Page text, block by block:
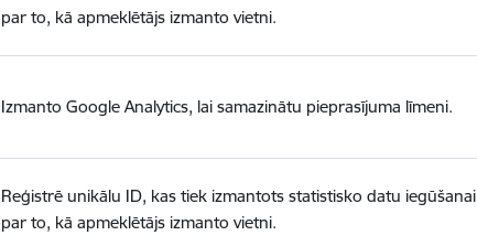
par to, kā apmeklētājs izmanto vietni.
Izmanto Google Analytics, lai samazinātu pieprasījuma līmeni.
Reģistrē unikālu ID, kas tiek izmantots statistisko datu iegūšanai
par to, kā apmeklētājs izmanto vietni.